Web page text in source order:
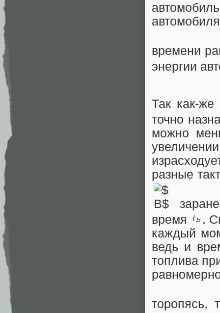
времени
энергии
Так как-же
точно
можно
разные
время
.
каждый
ведь и
топлива
торопясь,